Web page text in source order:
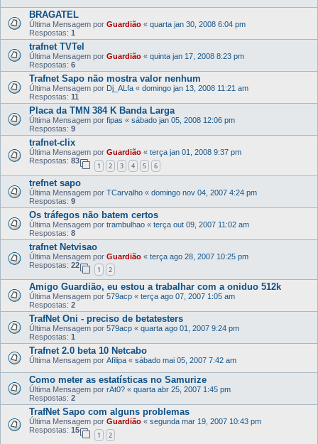
BRAGATEL
Última Mensagem por Guardião « quarta jan 30, 2008 6:04 pm
Respostas: 1
trafnet TVTel
Última Mensagem por Guardião « quinta jan 17, 2008 8:23 pm
Respostas: 6
Trafnet Sapo não mostra valor nenhum
Última Mensagem por Dj_ALfa « domingo jan 13, 2008 11:21 am
Respostas: 11
Placa da TMN 384 K Banda Larga
Última Mensagem por fipas « sábado jan 05, 2008 12:06 pm
Respostas: 9
trafnet-clix
Última Mensagem por Guardião « terça jan 01, 2008 9:37 pm
Respostas: 83
1 2 3 4 5 6
trefnet sapo
Última Mensagem por TCarvalho « domingo nov 04, 2007 4:24 pm
Respostas: 9
Os tráfegos não batem certos
Última Mensagem por trambulhao « terça out 09, 2007 11:02 am
Respostas: 8
trafnet Netvisao
Última Mensagem por Guardião « terça ago 28, 2007 10:25 pm
Respostas: 22
1 2
Amigo Guardião, eu estou a trabalhar com a oniduo 512k
Última Mensagem por 579acp « terça ago 07, 2007 1:05 am
Respostas: 2
TrafNet Oni - preciso de betatesters
Última Mensagem por 579acp « quarta ago 01, 2007 9:24 pm
Respostas: 1
Trafnet 2.0 beta 10 Netcabo
Última Mensagem por Afilipa « sábado mai 05, 2007 7:42 am
Como meter as estatísticas no Samurize
Última Mensagem por rAt0? « quarta abr 25, 2007 1:45 pm
Respostas: 2
TrafNet Sapo com alguns problemas
Última Mensagem por Guardião « segunda mar 19, 2007 10:43 pm
Respostas: 15
1 2